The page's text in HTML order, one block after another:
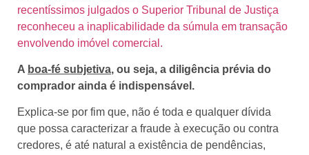
recentíssimos julgados o Superior Tribunal de Justiça
reconheceu a inaplicabilidade da súmula em transação
envolvendo imóvel comercial.
A boa-fé subjetiva, ou seja, a diligência prévia do
comprador ainda é indispensável.
Explica-se por fim que, não é toda e qualquer dívida
que possa caracterizar a fraude à execução ou contra
credores, é até natural a existência de pendências,